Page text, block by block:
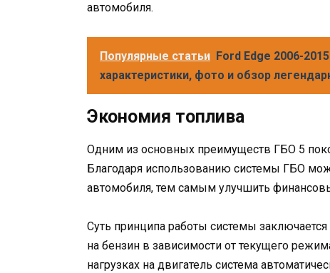
автомобиля.
Популярные статьи Ford Edge 2006-
характеристики, фото и обзор
Экономия топлива
Одним из основных преимуществ ГБО 5
Благодаря использованию системы ГБО
автомобиля, тем самым улучшить
Суть принципа работы системы
на бензин в зависимости от текущего
нагрузках на двигатель система